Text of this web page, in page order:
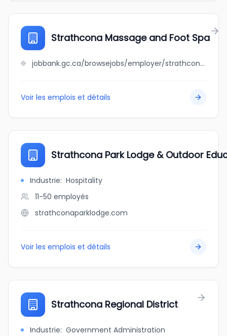
Strathcona Massage and Foot Spa
jobbank.gc.ca/browsejobs/employer/strathcona+massage+and+foot+spa/ca
Voir les emplois et détails
Strathcona Park Lodge & Outdoor
Industrie: Hospitality
11-50 employés
strathconaparklodge.com
Voir les emplois et détails
Strathcona Regional District
Industrie: Government Administration